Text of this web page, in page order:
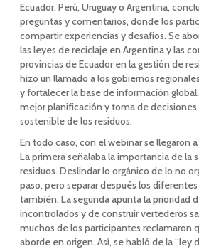
Ecuador, Perú, Uruguay o Argentina,
preguntas y comentarios, donde los
compartir experiencias y desafíos. Se
las leyes de reciclaje en Argentina y las
provincias de Ecuador en la gestión de
hizo un llamado a los gobiernos
y fortalecer la base de información
mejor planificación y toma de decisiones
sostenible de los residuos.
En todo caso, con el webinar se llegaron
La primera señalaba la importancia de la
residuos. Deslindar lo orgánico de lo no
paso, pero separar después los
también. La segunda apunta la prioridad
incontrolados y de construir vertederos
muchos de los participantes reclamaron
aborde en origen. Así, se habló de la “ley